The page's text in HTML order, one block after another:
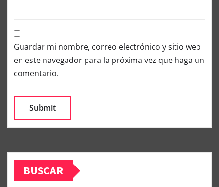
Guardar mi nombre, correo electrónico y sitio web
en este navegador para la próxima vez que haga un
comentario.
BUSCAR